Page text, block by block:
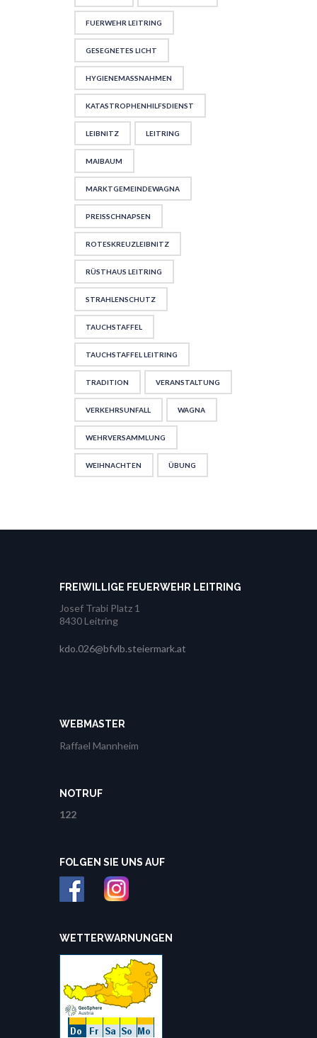
FUERWEHR LEITRING
GESEGNETES LICHT
HYGIENEMASSNAHMEN
KATASTROPHENHILFSDIENST
LEIBNITZ LEITRING
MAIBAUM
MARKTGEMEINDEWAGNA
PREISSCHNAPSEN
ROTESKREUZLEIBNITZ
RÜSTHAUS LEITRING
STRAHLENSCHUTZ
TAUCHSTAFFEL
TAUCHSTAFFEL LEITRING
TRADITION VERANSTALTUNG
VERKEHRSUNFALL WAGNA
WEHRVERSAMMLUNG
WEIHNACHTEN ÜBUNG
FREIWILLIGE FEUERWEHR LEITRING
Josef Trabi Platz 1
8430 Leitring
kdo.026@bfvlb.steiermark.at
WEBMASTER
Raffael Mannheim
NOTRUF
122
FOLGEN SIE UNS AUF
WETTERWARNUNGEN